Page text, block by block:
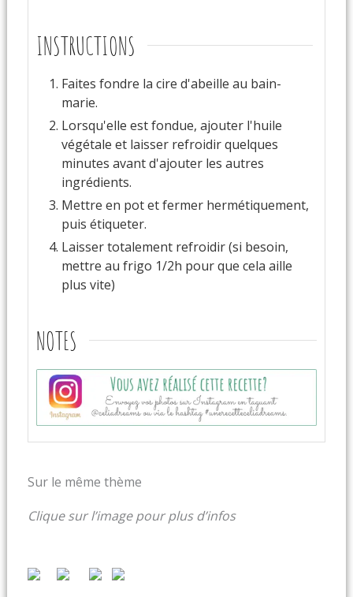
INSTRUCTIONS
Faites fondre la cire d'abeille au bain-
marie.
Lorsqu'elle est fondue, ajouter l'huile
végétale et laisser refroidir quelques
minutes avant d'ajouter les autres
ingrédients.
Mettre en pot et fermer hermétiquement,
puis étiqueter.
Laisser totalement refroidir (si besoin,
mettre au frigo 1/2h pour que cela aille
plus vite)
NOTES
Sur le même thème
Clique sur l’image pour plus d’infos